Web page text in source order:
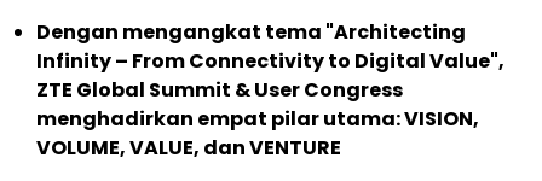
Dengan mengangkat tema "Architecting
Infinity – From Connectivity to Digital Value",
ZTE Global Summit & User Congress
menghadirkan empat pilar utama: VISION,
VOLUME, VALUE, dan VENTURE